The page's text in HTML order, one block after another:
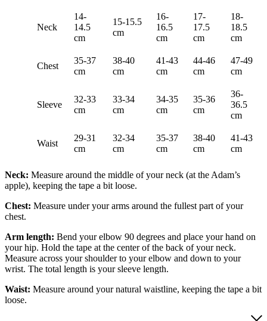
Neck
14-
14.5
cm
15-15.5
cm
16-
16.5
cm
17-
17.5
cm
18-
18.5
cm
Chest
35-37
cm
38-40
cm
41-43
cm
44-46
cm
47-49
cm
Sleeve
32-33
cm
33-34
cm
34-35
cm
35-36
cm
36-
36.5
cm
Waist
29-31
cm
32-34
cm
35-37
cm
38-40
cm
41-43
cm
Neck: Measure around the middle of your neck (at the Adam’s
apple), keeping the tape a bit loose.
Chest: Measure under your arms around the fullest part of your
chest.
Arm length: Bend your elbow 90 degrees and place your hand on
your hip. Hold the tape at the center of the back of your neck.
Measure across your shoulder to your elbow and down to your
wrist. The total length is your sleeve length.
Waist: Measure around your natural waistline, keeping the tape a bit
loose.